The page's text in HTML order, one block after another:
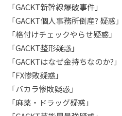
「GACKT新幹線爆破事件」
「GACKT個人事務所倒産? 疑惑」
「格付けチェックやらせ疑惑」
「GACKT整形疑惑」
「GACKTはなぜ金持ちなのか?」
「FX惨敗疑惑」
「バカラ惨敗疑惑」
「麻薬・ドラッグ疑惑」